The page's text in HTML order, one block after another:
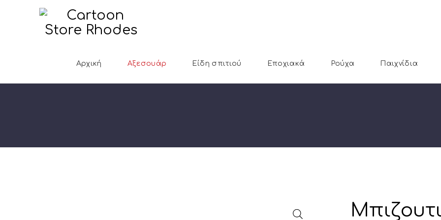
Αρχική
Αξεσουάρ Είδη σπιτιού Εποχιακά Ρούχα Παιχνίδια